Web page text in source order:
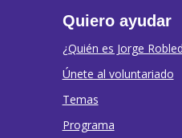
Quiero ayudar
¿Quién es Jorge
Únete al voluntariado
Temas
Programa